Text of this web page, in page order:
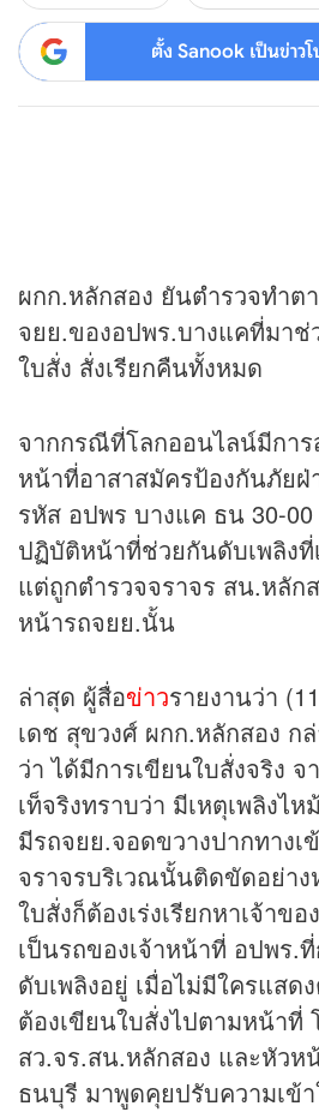
ตั้ง Sanook เป็นข่าว
ผกก.หลักสอง ยันตำรวจทำต
จยย.ของอปพร.บางแคที่มาช่
ใบสั่ง สั่งเรียกคืนทั้งหมด
จากกรณีที่โลกออนไลน์มีกา
หน้าที่อาสาสมัครป้องกันภัยฝ่
รหัส อปพร บางแค ธน 30-
ปฏิบัติหน้าที่ช่วยกันดับเพลิงที่
แต่ถูกตำรวจจราจร สน.หลัก
หน้ารถจยย.นั้น
ล่าสุด ผู้สื่อข่าวรายงานว่า
เดช สุขวงศ์ ผกก.หลักสอง ก
ว่า ได้มีการเขียนใบสั่งจริง
เท็จริงทราบว่า มีเหตุเพลิงไ
มีรถจยย.จอดขวางปากทางเ
จราจรบริเวณนั้นติดขัดอย่า
ใบสั่งก็ต้องเร่งเรียกหาเจ้าข
เป็นรถของเจ้าหน้าที่ อปพร.
ดับเพลิงอยู่ เมื่อไม่มีใครแสด
ต้องเขียนใบสั่งไปตามหน้าที่
สว.จร.สน.หลักสอง และหัวห
ธนบุรี มาพูดคุยปรับความเข้